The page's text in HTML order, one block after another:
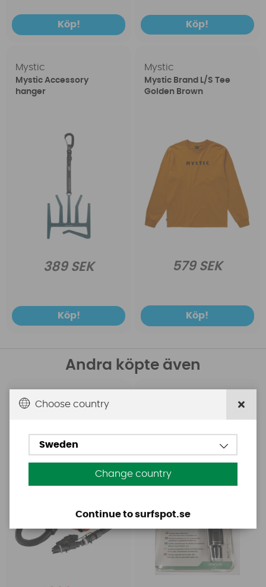
Köp! Köp!
Mystic
Mystic Accessory
hanger
389 SEK
Köp!
Mystic
Mystic Brand L/S Tee
Golden Brown
579 SEK
Köp!
Andra köpte även
BaseChoose country
Sweden
Change country
Continue to surfspot.se